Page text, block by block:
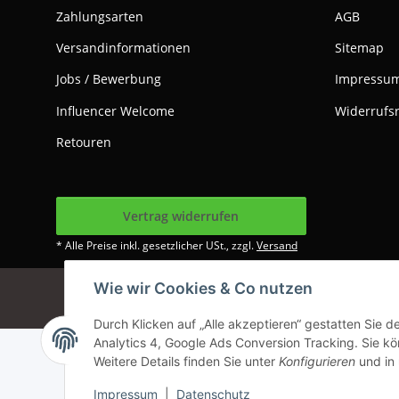
Wie wir Cookies & Co nutzen
Durch Klicken auf „Alle akzeptieren“ gestatten Sie
Analytics 4, Google Ads Conversion Tracking. Sie
Weitere Details finden Sie unter Konfigurieren und in
Impressum Datenschutz
Zahlungsarten
Versandinformationen
Jobs / Bewerbung
Influencer Welcome
Retouren
AGB
Sitemap
Vertrag widerrufen
* Alle Preise inkl. gesetzlicher USt., zzgl.Versand
Google Analytics